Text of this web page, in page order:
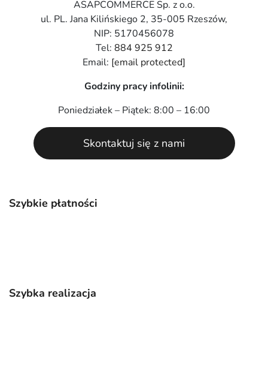
Szybkie płatności
Szybka realizacja
ASAPCOMMERCE Sp. z o.o.
ul. PL. Jana Kilińskiego 2, 35-005 Rzeszów,
NIP: 5170456078
Tel: 884 925 912
Email: [email protected]
Godziny pracy infolinii:
Poniedziałek – Piątek: 8:00 – 16:00
Skontaktuj się z nami